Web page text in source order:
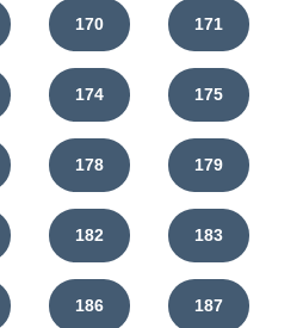
170 171
174 175
178 179
182 183
186 187